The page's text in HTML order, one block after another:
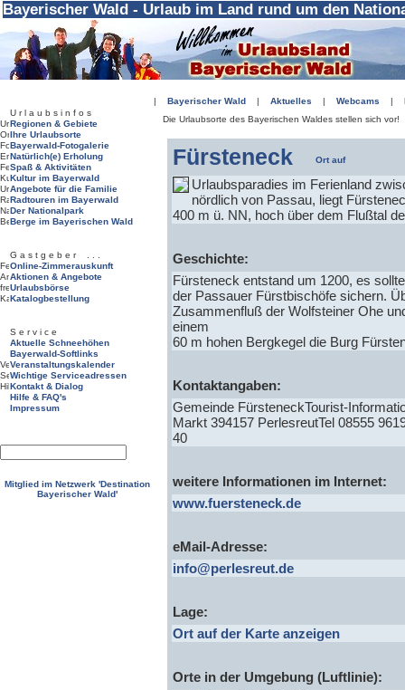
Bayerischer Wald - Urlaub im Land rund um den
| Bayerischer Wald | Aktuelles | Webcams |
U r l a u b s i n f o s
Regionen & Gebiete
Ihre Urlaubsorte
Bayerwald-Fotogalerie
Natürlich(e) Erholung
Spaß & Aktivitäten
Kultur im Bayerwald
Angebote für die Familie
Radtouren im Bayerwald
Der Nationalpark
Berge im Bayerischen Wald
G a s t g e b e r . . .
Online-Zimmerauskunft
Aktionen & Angebote
Urlaubsbörse
Katalogbestellung
S e r v i c e
Aktuelle Schneehöhen
Bayerwald-Softlinks
Veranstaltungskalender
Wichtige Serviceadressen
Kontakt & Dialog
Hilfe & FAQ's
Impressum
Mitglied im Netzwerk 'Destination
Bayerischer Wald'
Die Urlaubsorte des Bayerischen Waldes stellen sich vor!
Fürsteneck
Urlaubsparadies im Ferienland
nördlich von Passau, liegt
400 m ü. NN, hoch über dem Flußtal
Geschichte:
Fürsteneck entstand um 1200, es
der Passauer Fürstbischöfe sichern.
Zusammenfluß der Wolfsteiner Ohe
einem
60 m hohen Bergkegel die Burg
Kontaktangaben:
Gemeinde FürsteneckTourist-
Markt 394157 PerlesreutTel 08555
40
weitere Informationen im Internet:
www.fuersteneck.de
eMail-Adresse:
info@perlesreut.de
Lage:
Ort auf der Karte anzeigen
Orte in der Umgebung (Luftlinie):